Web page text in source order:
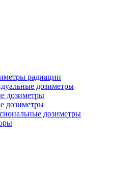
радиации
дозиметры
дозиметры
дозиметры
дозиметры